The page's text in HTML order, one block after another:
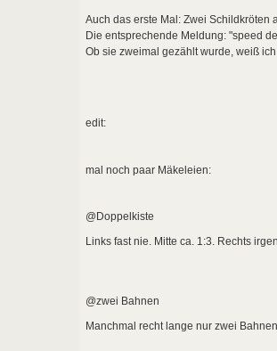
Auch das erste Mal: Zwei Schildkröten
Die entsprechende Meldung: "speed
Ob sie zweimal gezählt wurde, weiß
edit:
mal noch paar Mäkeleien:
@Doppelkiste
Links fast nie. Mitte ca. 1:3. Rechts
@zwei Bahnen
Manchmal recht lange nur zwei